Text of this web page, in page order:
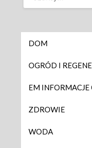
DOM
OGRÓD I
EM INFORMACJE
ZDROWIE
WODA